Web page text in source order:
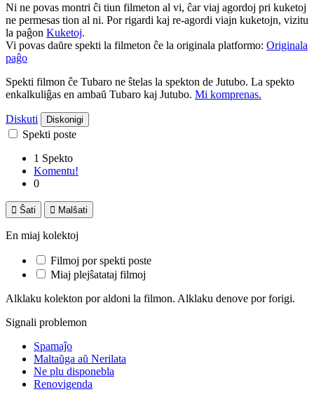
Ni ne povas montri ĉi tiun filmeton al vi, ĉar viaj agordoj pri kuketoj
ne permesas tion al ni. Por rigardi kaj re-agordi viajn kuketojn, vizitu
la paĝon Kuketoj.
Vi povas daŭre spekti la filmeton ĉe la originala platformo: Originala
paĝo
Spekti filmon ĉe Tubaro ne ŝtelas la spekton de Jutubo. La spekto
enkalkuliĝas en ambaŭ Tubaro kaj Jutubo. Mi komprenas.
Diskuti Diskonigi
Spekti poste
1 Spekto
Komentu!
0
 Ŝati  Malŝati
En miaj kolektoj
Filmoj por spekti poste
Miaj plejŝatataj filmoj
Alklaku kolekton por aldoni la filmon. Alklaku denove por forigi.
Signali problemon
Spamaĵo
Maltaŭga aŭ Nerilata
Ne plu disponebla
Renovigenda